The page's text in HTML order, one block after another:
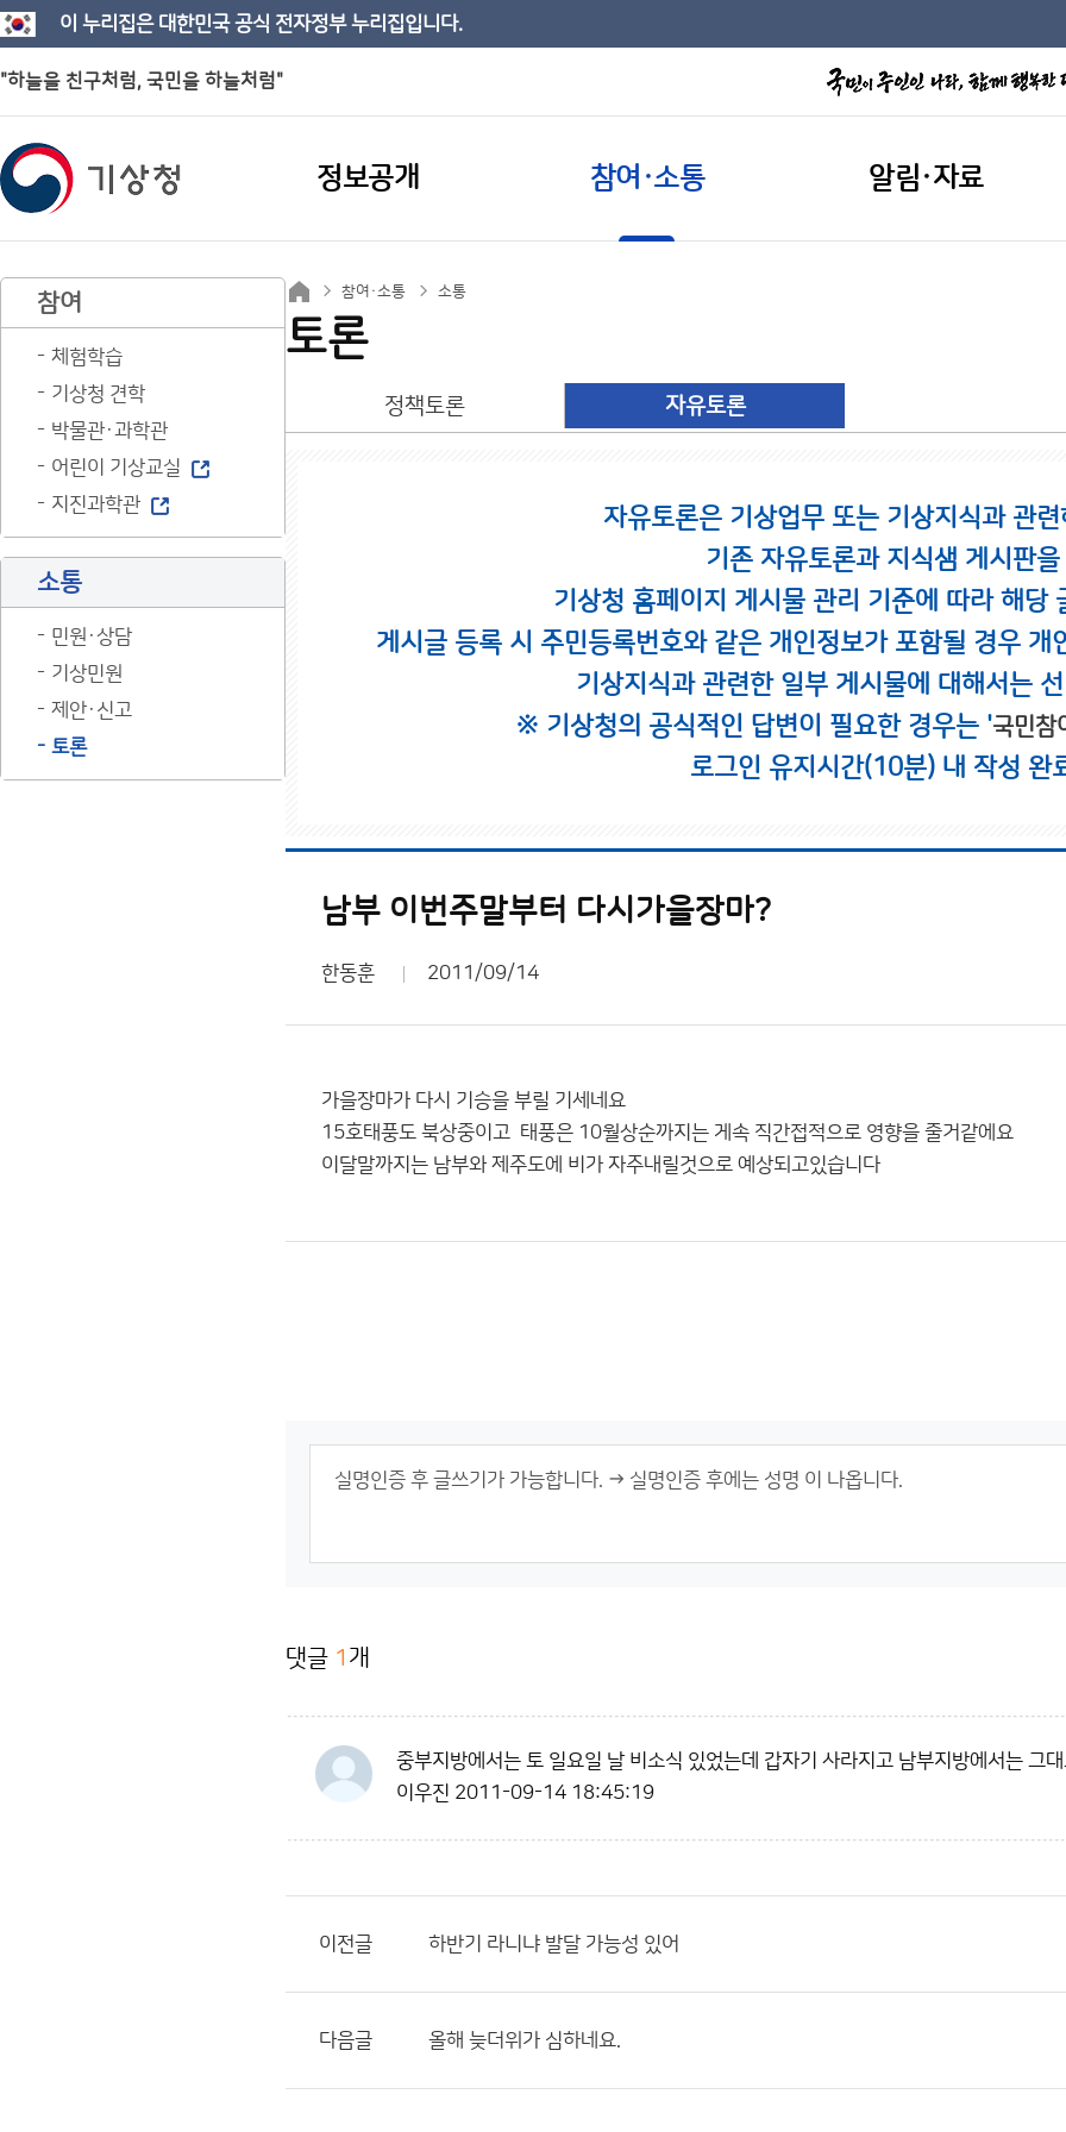
이 누리집은 대한민국 공식 전자정부 누리집입니다.
"하늘을 친구처럼, 국민을 하늘처럼"
정보공개 참여·소통 알림·자료
참여
체험학습
기상청 견학
박물관·과학관
어린이 기상교실
지진과학관
소통
민원·상담
기상민원
제안·신고
토론
참여·소통 소통
토론
정책토론 자유토론
자유토론은 기상업무 또는 기상지식과 관
기존 자유토론과 지식샘 게시판
기상청 홈페이지 게시물 관리 기준에 따라 해당
게시글 등록 시 주민등록번호와 같은 개인정보가 포함될 경우
기상지식과 관련한 일부 게시물에 대해서는
※ 기상청의 공식적인 답변이 필요한 경우는 '국민참
로그인 유지시간(10분) 내 작성 완
남부 이번주말부터 다시가을장마?
한동훈 2011/09/14
가을장마가 다시 기승을 부릴 기세네요
15호태풍도 북상중이고 태풍은 10월상순까지는 게속 직간접적으로 영향을 줄거같에요
이달말까지는 남부와 제주도에 비가 자주내릴것으로 예상되고있습니다
댓글 1 개
중부지방에서는 토 일요일 날 비소식 있었는데 갑자기 사라지고 남부지방에서는 그
이우진 2011-09-14 18:45:19
이전글 하반기 라니냐 발달 가능성 있어
다음글 올해 늦더위가 심하네요.